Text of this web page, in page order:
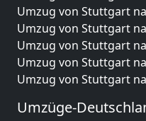
Umzug von Stuttgart
Umzug von Stuttgart
Umzug von Stuttgart
Umzug von Stuttgart
Umzug von Stuttgart
Umzüge-